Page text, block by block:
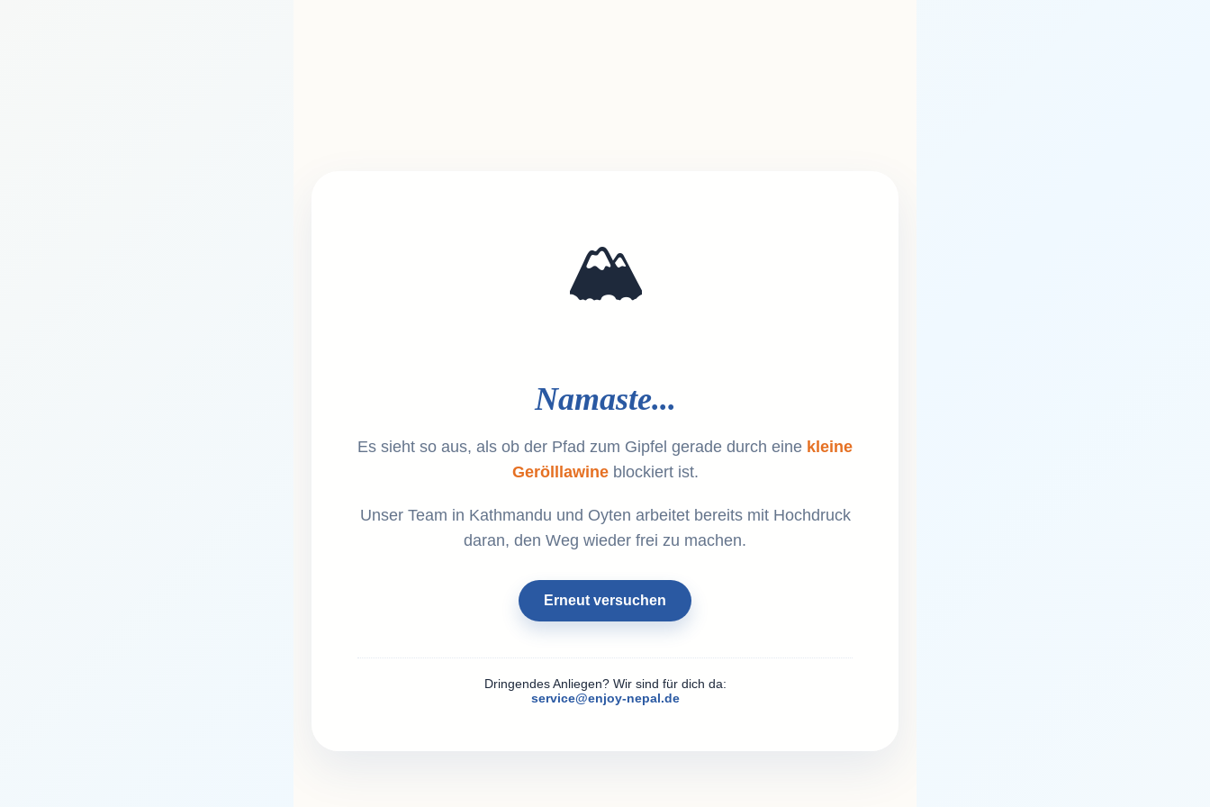
🏔️
Namaste...
Es sieht so aus, als ob der Pfad zum Gipfel gerade durch eine kleine
Gerölllawineblockiert ist.
Unser Team in Kathmandu und Oyten arbeitet bereits mit Hochdruck
daran, den Weg wieder frei zu machen.
Erneut versuchen
Dringendes Anliegen? Wir sind für dich da:
service@enjoy-nepal.de